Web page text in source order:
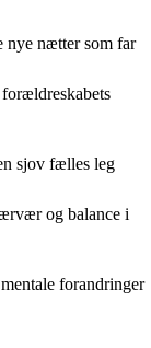
nye nætter som far
sjov fælles leg
og balance i
forandringer